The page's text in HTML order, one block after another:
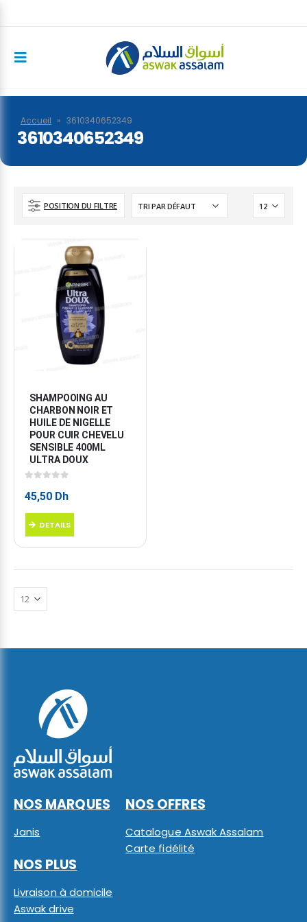
Accueil » 3610340652349
3610340652349
POSITION DU FILTRE
SHAMPOOING AU
CHARBON NOIR ET
HUILE DE NIGELLE
POUR CUIR CHEVELU
SENSIBLE 400ML
ULTRA DOUX
45,50 Dh
DETAILS
NOS MARQUES
Janis
NOS OFFRES
Catalogue Aswak Assalam
Carte fidélité
NOS PLUS
Livraison à domicile
Aswak drive